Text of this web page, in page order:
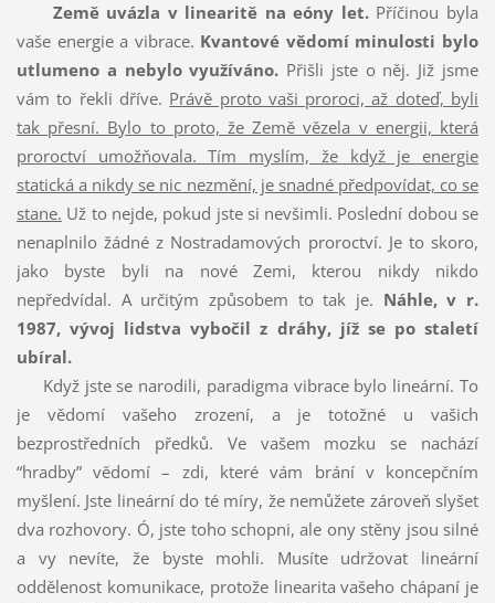
Země uvázla v linearitě na eóny let.Příčinou byla
vaše energie a vibrace. Kvantové vědomí minulosti bylo
utlumeno a nebylo využíváno. Přišli jste o něj. Již jsme
vám to řekli dříve. Právě proto vaši proroci, až doteď, byli
tak přesní. Bylo to proto, že Země vězela v energii, která
proroctví umožňovala. Tím myslím, že když je energie
statická a nikdy se nic nezmění, je snadné předpovídat, co se
stane. Už to nejde, pokud jste si nevšimli. Poslední dobou se
nenaplnilo žádné z Nostradamových proroctví. Je to skoro,
jako byste byli na nové Zemi, kterou nikdy nikdo
nepředvídal. A určitým způsobem to tak je. Náhle, v r.
1987, vývoj lidstva vybočil z dráhy, jíž se po staletí
ubíral.
Když jste se narodili, paradigma vibrace bylo lineární. To
je vědomí vašeho zrození, a je totožné u vašich
bezprostředních předků. Ve vašem mozku se nachází
“hradby” vědomí – zdi, které vám brání v koncepčním
myšlení. Jste lineární do té míry, že nemůžete zároveň slyšet
dva rozhovory. Ó, jste toho schopni, ale ony stěny jsou silné
a vy nevíte, že byste mohli. Musíte udržovat lineární
oddělenost komunikace, protože linearita vašeho chápaní je